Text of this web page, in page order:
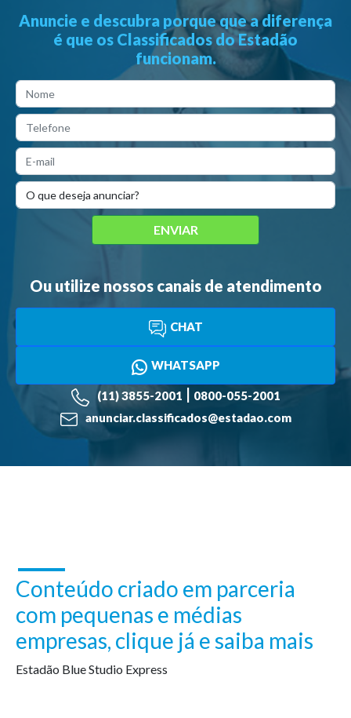
Anuncie e descubra porque que a diferença
é que os Classificados do Estadão
funcionam.
ENVIAR
em contato.
Ou utilize nossos canais de atendimento
CHAT
(11) 3855-2001 0800-055-2001
WHATSAPP
anunciar.classificados@estadao.com
Conteúdo criado em parceria
com pequenas e médias
empresas, clique já e saiba mais
Estadão Blue Studio Express